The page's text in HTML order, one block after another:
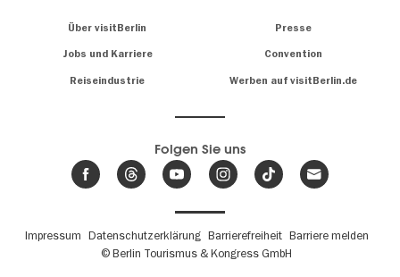
Über visitBerlin Presse
Jobs und Karriere Convention
Reiseindustrie Werben auf visitBerlin.de
sind
für Sie da.
Tickets
Wir haben den
Insidertipps
Trends
Folgen Sie uns
Fußbereichsmenü
Impressum Datenschutzerklärung Barrierefreiheit Barriere melden
© Berlin Tourismus & Kongress GmbH